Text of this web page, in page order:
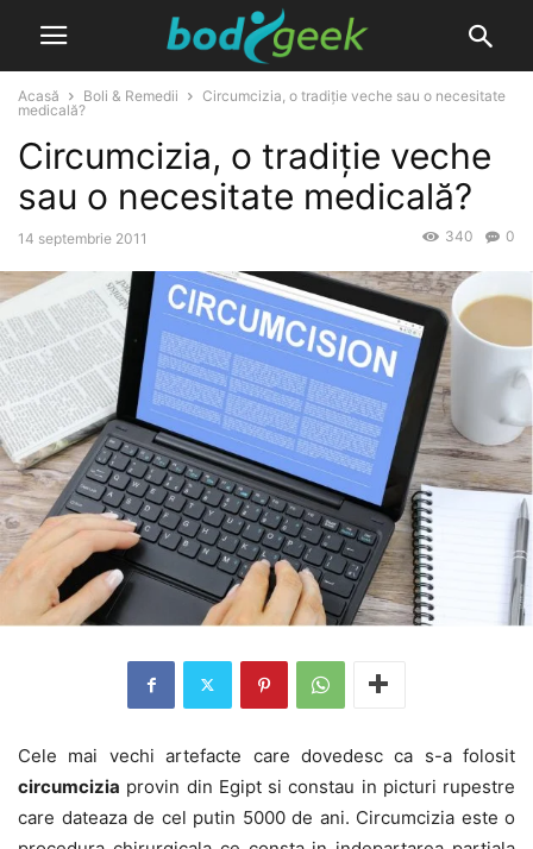
Acasă Boli & Remedii
Circumcizia, o tradiție veche sau o necesitate
medicală?
Circumcizia, o tradiție veche
sau o necesitate medicală?
14 septembrie 2011 0
340
Cele mai vechi artefacte care dovedesc ca s-a folosit
circumcizia provin din Egipt si constau in picturi rupestre
care dateaza de cel putin 5000 de ani. Circumcizia este o